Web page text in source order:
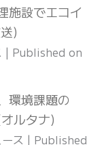
施設でエコイ
)
Published on
環境課題の
ルタナ)
ス
Published